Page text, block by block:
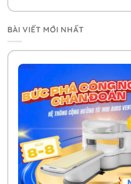
BÀI VIẾT MỚI NHẤT